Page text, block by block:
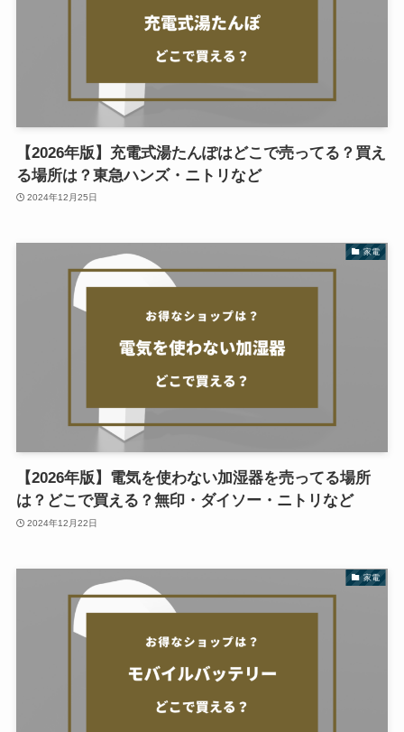
【2026年版】充電式湯たんぽはどこで売ってる？買え
る場所は？東急ハンズ・ニトリなど
2024年12月25日
家電
【2026年版】電気を使わない加湿器を売ってる場所
は？どこで買える？無印・ダイソー・ニトリなど
2024年12月22日
家電